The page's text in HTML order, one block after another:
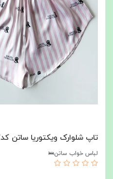
تاپ شلوارک ویکتوریا ساتن کد۳۵۳۷
لباس خواب ساتن🛌